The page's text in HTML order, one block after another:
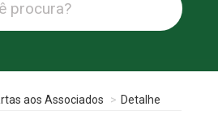
aos Associados Detalhe